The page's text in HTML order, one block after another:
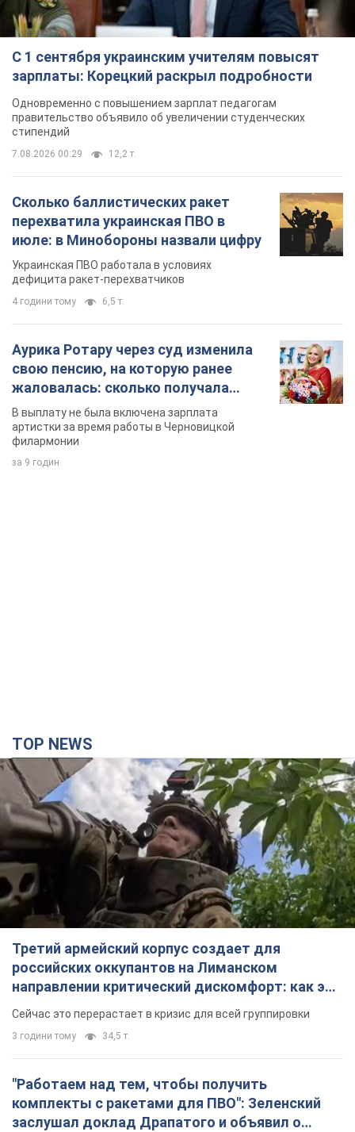
С 1 сентября украинским учителям повысят
зарплаты: Корецкий раскрыл подробности
Одновременно с повышением зарплат педагогам
правительство объявило об увеличении студенческих
стипендий
7.08.2026 00:29 12,2 т.
Сколько баллистических ракет
перехватила украинская ПВО в
июле: в Минобороны назвали цифру
Украинская ПВО работала в условиях
дефицита ракет-перехватчиков
4 години тому 6,5 т.
Аурика Ротару через суд изменила
свою пенсию, на которую ранее
жаловалась: сколько получала
певица
В выплату не была включена зарплата
артистки за время работы в Черновицкой
филармонии
за 9 годин
TOP NEWS
Третий армейский корпус создает для
российских оккупантов на Лиманском
направлении критический дискомфорт: как это
удалось
Сейчас это перерастает в кризис для всей группировки
3 години тому 34,5 т.
"Работаем над тем, чтобы получить
комплекты с ракетами для ПВО": Зеленский
заслушал доклад Драпатого и объявил о